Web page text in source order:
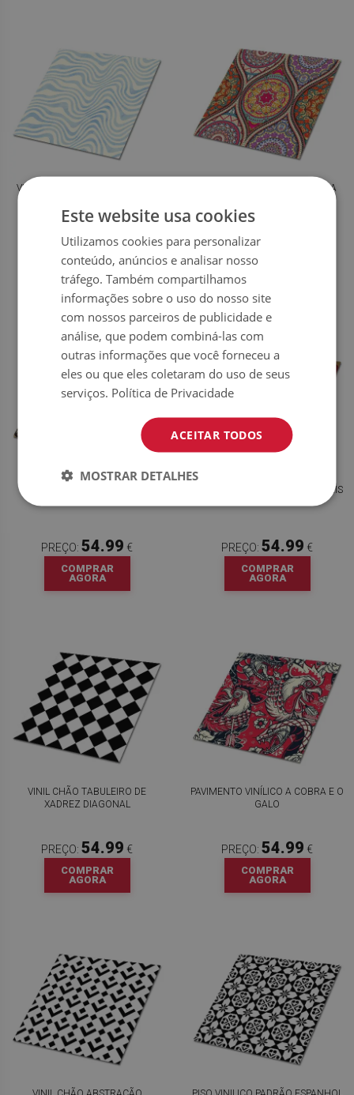
VINIL CHÃO ONDAS ABSTRATAS
PREÇO:54.99€
COMPRAR
AGORA
PISO VINILICO LINDA MANDALA
PREÇO:
COMPRAR
PREÇO: 54.99 €
COMPRAR
AGORA
PAVIMENTO VINÍLICO LÍRIOS REAIS
PREÇO: 54.99 €
COMPRAR
AGORA
VINIL CHÃO TABULEIRO DE
XADREZ DIAGONAL
PREÇO: 54.99 €
COMPRAR
AGORA
PAVIMENTO VINÍLICO A COBRA E O
GALO
PREÇO: 54.99 €
COMPRAR
AGORA
Este website usa cookies
Utilizamos cookies para personalizar
conteúdo, anúncios e analisar nosso
tráfego. Também compartilhamos
informações sobre o uso do nosso site
com nossos parceiros de publicidade e
análise, que podem combiná-las com
outras informações que você forneceu a
eles ou que eles coletaram do uso de seus
serviços. Política de Privacidade
ACEITAR TODOS
MOSTRAR DETALHES